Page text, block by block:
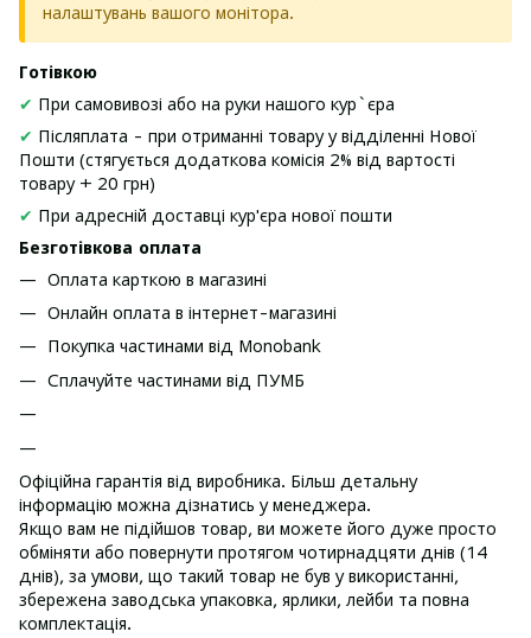
налаштувань вашого монітора.
Готівкою
✔ При самовивозі або на руки нашого кур`єра
✔ Післяплата - при отриманні товару у відділенні Нової
Пошти (стягується додаткова комісія 2% від вартості
товару + 20 грн)
✔ При адресній доставці кур'єра нової пошти
Безготівкова оплата
Оплата карткою в магазині
Онлайн оплата в інтернет-магазині
Покупка частинами від Monobank
Сплачуйте частинами від ПУМБ
Офіційна гарантія від виробника. Більш детальну
інформацію можна дізнатись у менеджера.
Якщо вам не підійшов товар, ви можете його дуже просто
обміняти або повернути протягом чотирнадцяти днів (14
днів), за умови, що такий товар не був у використанні,
збережена заводська упаковка, ярлики, лейби та повна
комплектація.